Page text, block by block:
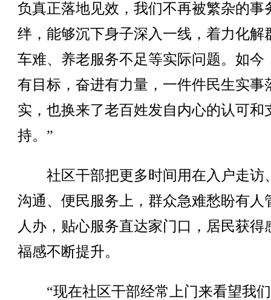
负真正落地见效，我们不再被繁杂的事
绊，能够沉下身子深入一线，着力化解
车难、养老服务不足等实际问题。如今
有目标，奋进有力量，一件件民生实事
实，也换来了老百姓发自内心的认可和
持。”
社区干部把更多时间用在入户走访
沟通、便民服务上，群众急难愁盼有人
人办，贴心服务直达家门口，居民获得
福感不断提升。
“现在社区干部经常上门来看望我